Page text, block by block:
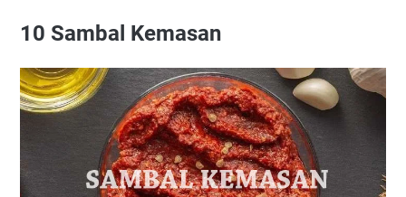
10 Sambal Kemasan